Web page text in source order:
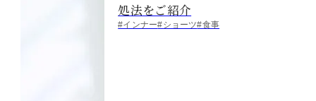
処法をご紹介
#インナー#ショーツ#食事